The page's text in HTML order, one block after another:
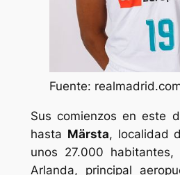
Fuente:
Sus comienzos en este
hasta Märsta, localidad
unos 27.000
Arlanda, principal